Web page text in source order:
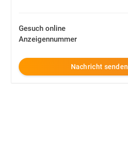
Gesuch online
Anzeigennummer
Nachricht senden